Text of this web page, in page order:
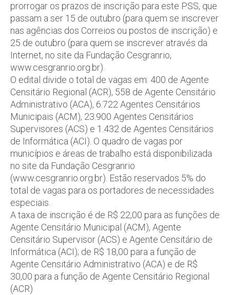
prorrogar os prazos de inscrição para este PSS, que
passam a ser 15 de outubro (para quem se inscrever
nas agências dos Correios ou postos de inscrição) e
25 de outubro (para quem se inscrever através da
Internet, no site da Fundação Cesgranrio,
www.cesgranrio.org.br).
O edital divide o total de vagas em: 400 de Agente
Censitário Regional (ACR), 558 de Agente Censitário
Administrativo (ACA), 6.722 Agentes Censitários
Municipais (ACM), 23.900 Agentes Censitários
Supervisores (ACS) e 1.432 de Agentes Censitários
de Informática (ACI). O quadro de vagas por
municípios e áreas de trabalho está disponibilizada
no site da Fundação Cesgranrio
(www.cesgranrio.org.br). Estão reservados 5% do
total de vagas para os portadores de necessidades
especiais.
A taxa de inscrição é de R$ 22,00 para as funções de
Agente Censitário Municipal (ACM), Agente
Censitário Supervisor (ACS) e Agente Censitário de
Informática (ACI); de R$ 18,00 para a função de
Agente Censitário Administrativo (ACA) e de R$
30,00 para a função de Agente Censitário Regional
(ACR)